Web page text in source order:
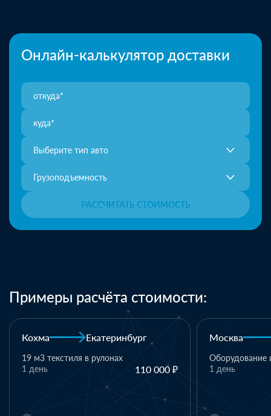
Онлайн-калькулятор доставки
Выберите тип авто
Грузоподъемность
РАССЧИТАТЬ СТОИМОСТЬ
Примеры расчёта стоимости:
Москва Казань
Оборудование и комплектующие
110 000 ₽
1 день
Казань
1 паллет -